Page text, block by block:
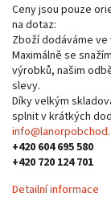
Ceny jsou pouze
na dotaz:
Zboží dodáváme
Maximálně se
výrobků, našim
slevy.
Díky velkým
splnit v krátkých
+420 604 695 580
+420 720 124 701
Detailní informace